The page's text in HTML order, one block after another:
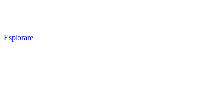
Esplorare